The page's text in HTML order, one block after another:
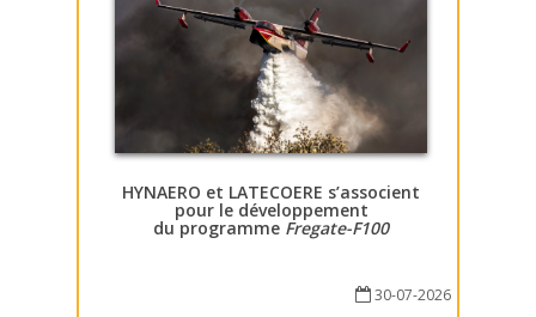
HYNAERO et LATECOERE s’associent
pour le développement
du programme Fregate-F100
30-07-2026